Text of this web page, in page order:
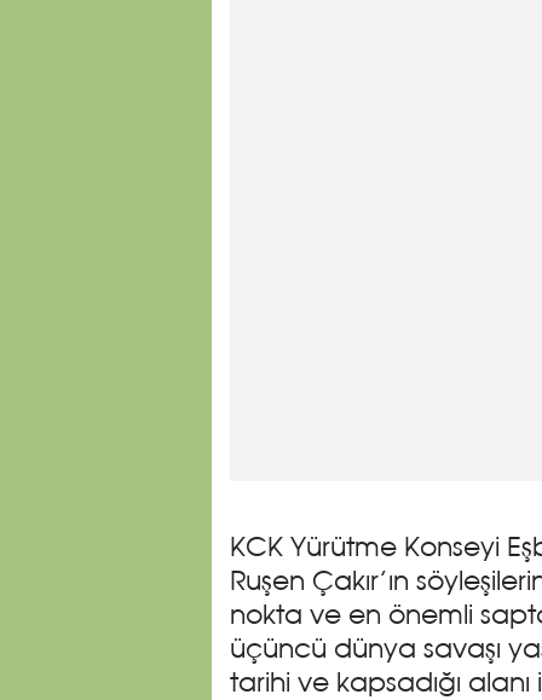
KCK Yürütme Konseyi
Ruşen Çakır’ın
nokta ve en önemli
üçüncü dünya savaşı
tarihi ve kapsadığı